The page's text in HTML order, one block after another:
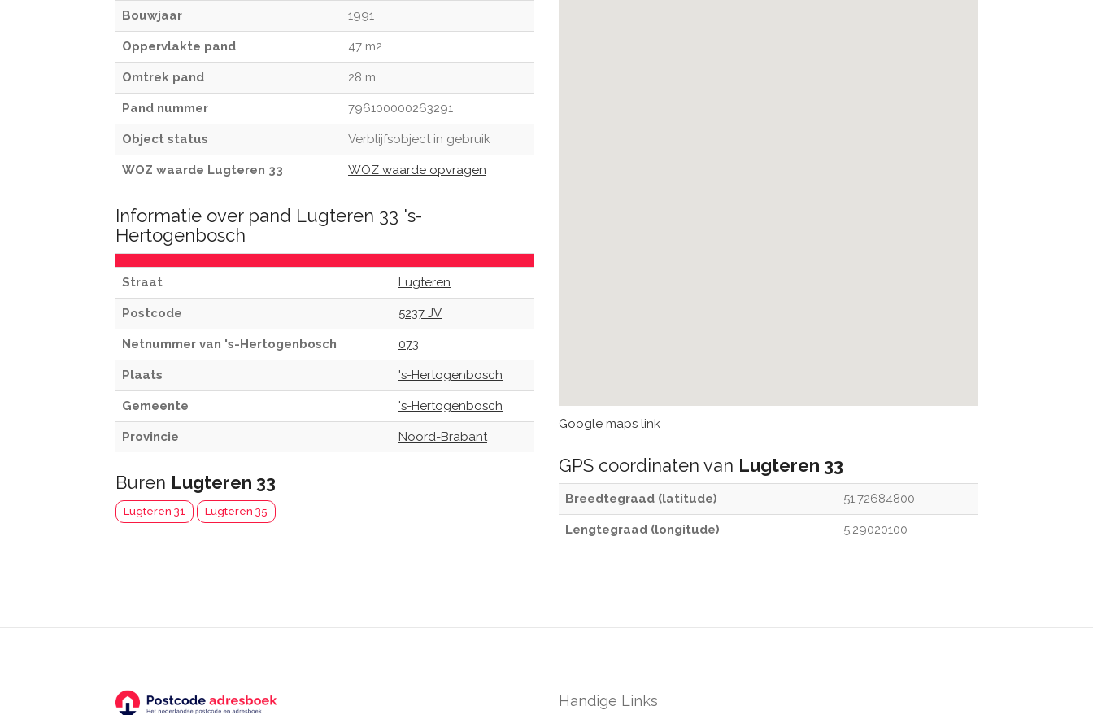
Bouwjaar 1991
Oppervlakte pand 47 m2
Omtrek pand 28 m
Pand nummer 796100000263291
Object status Verblijfsobject in gebruik
WOZ waarde Lugteren 33 WOZ waarde opvragen
Informatie over pand Lugteren 33 's-
Hertogenbosch
Straat Lugteren
Postcode 5237 JV
Netnummer van 's-Hertogenbosch 073
Plaats 's-Hertogenbosch
Gemeente 's-Hertogenbosch
Provincie Noord-Brabant
Buren Lugteren 33
Lugteren 31 Lugteren 35
Google maps link
GPS coordinaten van Lugteren 33
Breedtegraad (latitude) 51.72684800
Lengtegraad (longitude) 5.29020100
Handige Links